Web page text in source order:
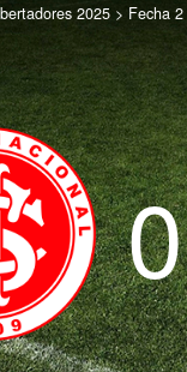
2025 > Fecha